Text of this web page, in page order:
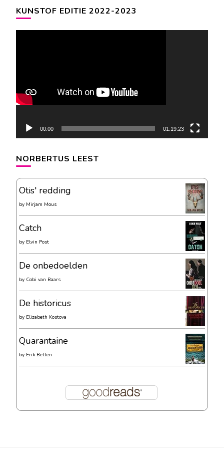
KUNSTOF EDITIE 2022-2023
00:00 01:19:23
NORBERTUS LEEST
Otis' redding
by Mirjam Mous
Catch
by Elvin Post
De onbedoelden
by Cobi van Baars
De historicus
by Elizabeth Kostova
Quarantaine
by Erik Betten